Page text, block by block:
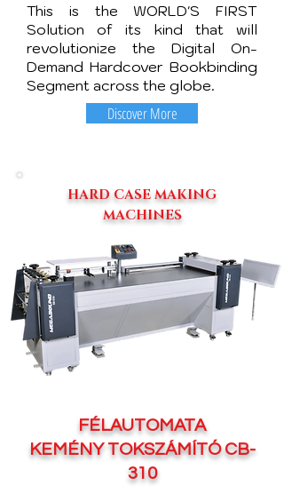
This is the WORLD'S FIRST
Solution of its kind that will
revolutionize the Digital On-
Demand Hardcover Bookbinding
Segment across the globe.
Discover More
HARD CASE MAKING
MACHINES
FÉLAUTOMATA
KEMÉNY TOKSZÁMÍTÓ CB-
310